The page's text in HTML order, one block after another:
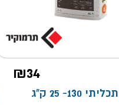
₪34
טיח ממ"ד רב תכליתי 130- 25 ק"ג